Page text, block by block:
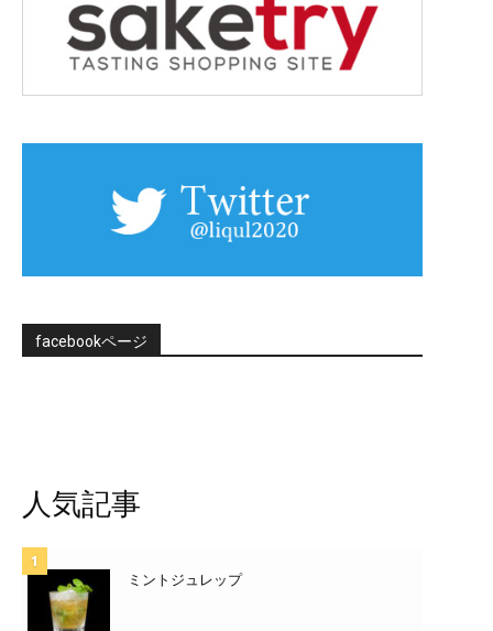
facebookページ
人気記事
ミントジュレップ